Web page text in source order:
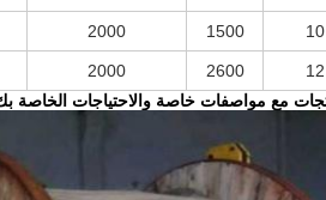
10
1500
2000
12
2600
2000